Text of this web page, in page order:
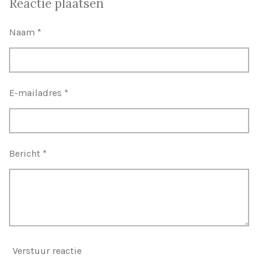
e
l
r
e
Reactie plaatsen
Naam *
E-mailadres *
Bericht *
Verstuur reactie